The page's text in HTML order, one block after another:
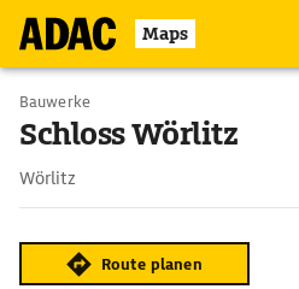
Maps
Bauwerke
Schloss Wörlitz
Wörlitz
Route planen